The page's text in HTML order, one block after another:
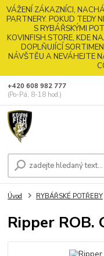
VÁŽENÍ ZÁKAZNÍCI,
PARTNERY. POKUD TEDY
S RYBÁŘSKÝMI
KOVINFISH.STORE, KDE
DOPLŇUJÍCÍ
NÁVŠTĚU A NEVÁHEJTE
+420 608 982 777
(Po-Pá, 8-18 hod.)
Úvod RYBÁŘSKÉ POTŘEBY
Ripper ROB.